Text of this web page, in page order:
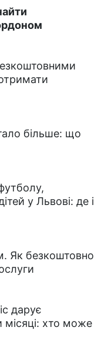
більше: що
у Львові: де і
Як безкоштовно
дарує
місяці: хто може